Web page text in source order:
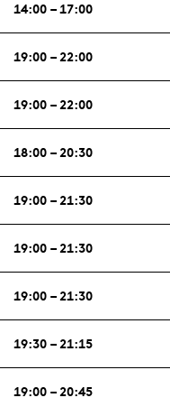
14:00 – 17:00
19:00 – 22:00
19:00 – 22:00
18:00 – 20:30
19:00 – 21:30
19:00 – 21:30
19:00 – 21:30
19:30 – 21:15
19:00 – 20:45